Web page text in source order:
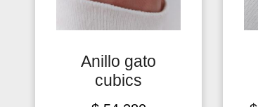
Anillo gato
cubics